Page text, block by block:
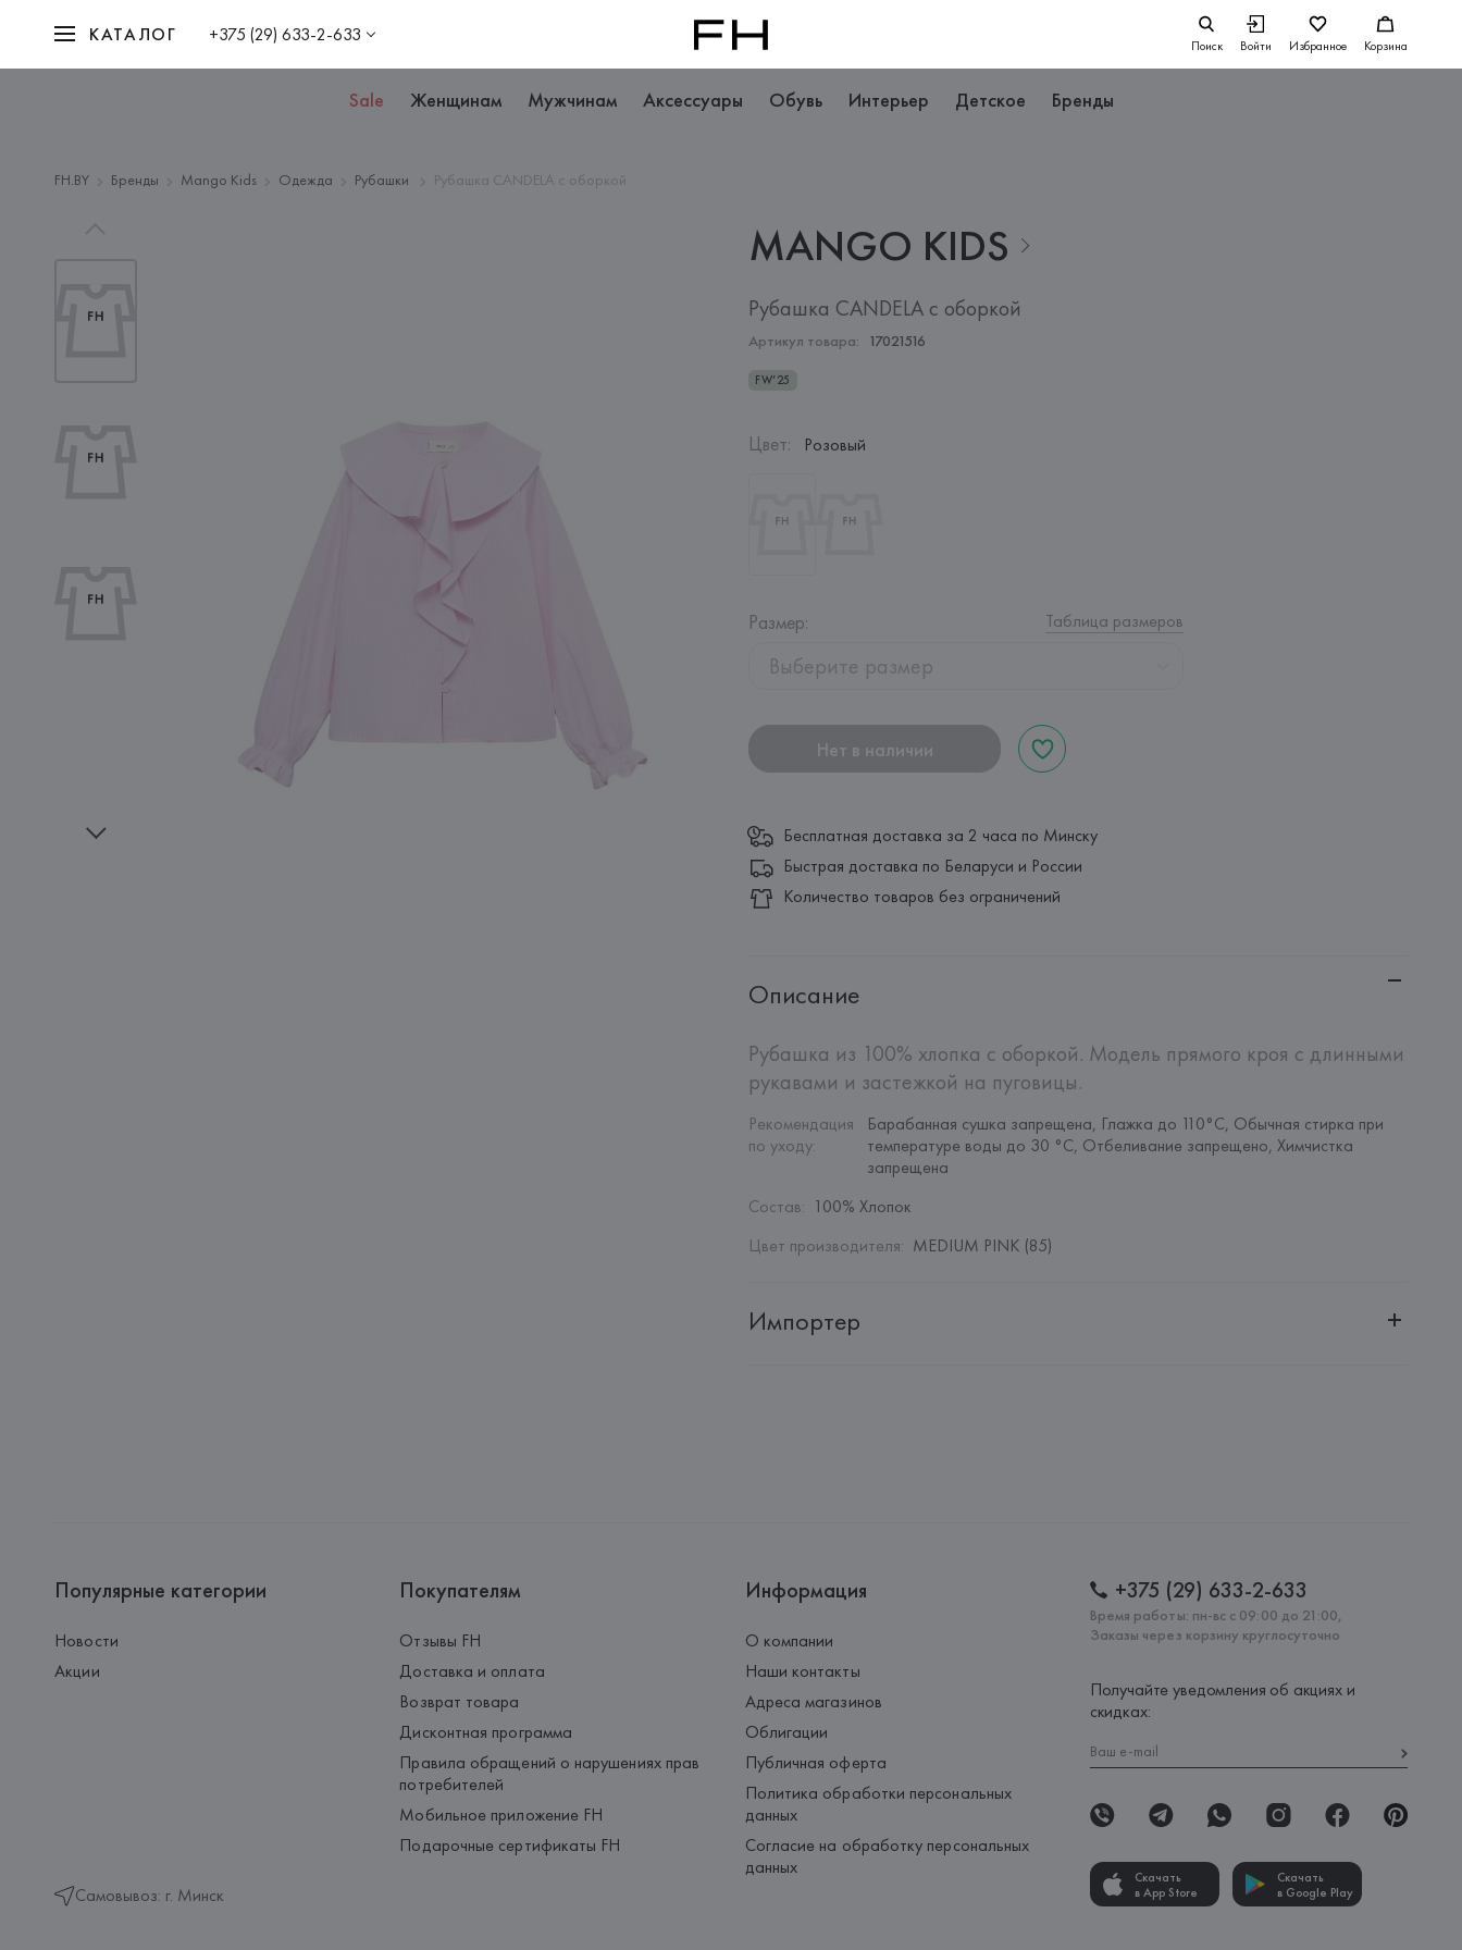
КАТАЛОГ +375 (29) 633-2-633 Поиск Войти Избранное Корзина
Sale Женщинам Мужчинам Аксессуары Обувь Интерьер Детское Бренды
FH.BY Бренды Mango Kids Одежда Рубашки Рубашка CANDELA с оборкой
MANGO KIDS
Рубашка CANDELA с оборкой
Артикул товара: 17021516
FW’25
Цвет: Розовый
Размер: Таблица размеров
Выберите размер
Нет в наличии
Бесплатная доставка за 2 часа по Минску
Быстрая доставка по Беларуси и России
Количество товаров без ограничений
Описание
Рубашка из 100% хлопка с оборкой. Модель прямого кроя с длинными
рукавами и застежкой на пуговицы.
Рекомендация
по уходу:
Барабанная сушка запрещена, Глажка до 110°C, Обычная стирка при
температуре воды до 30 °C, Отбеливание запрещено, Химчистка
запрещена
Состав: 100% Хлопок
Цвет производителя: MEDIUM PINK (85)
Импортер
Популярные категории
Новости
Акции
Самовывоз: г. Минск
Покупателям
Отзывы FH
Доставка и оплата
Возврат товара
Дисконтная программа
Правила обращений о нарушениях прав
потребителей
Мобильное приложение FH
Подарочные сертификаты FH
Информация
О компании
Наши контакты
Адреса магазинов
Облигации
Публичная оферта
Политика обработки персональных
данных
Согласие на обработку персональных
данных
+375 (29) 633-2-633
Время работы: пн-вс с 09:00 до 21:00,
Заказы через корзину круглосуточно
Получайте уведомления об акциях и
скидках:
Скачать
в App Store
Скачать
в Google Play